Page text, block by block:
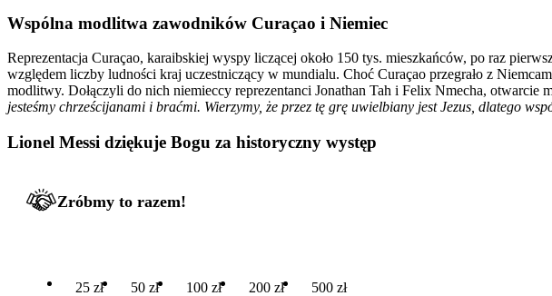
Wspólna modlitwa zawodników Curaçao i Niemiec
Reprezentacja Curaçao, karaibskiej wyspy liczącej około 150 tys. mieszkańców, po raz
względem liczby ludności kraj uczestniczący w mundialu. Choć Curaçao przegrało z
modlitwy. Dołączyli do nich niemieccy reprezentanci Jonathan Tah i Felix Nmecha, otwarcie
jesteśmy chrześcijanami i braćmi. Wierzymy, że przez tę grę uwielbiany jest Jezus, dlatego
Lionel Messi dziękuje Bogu za historyczny występ
Zróbmy to razem!
25 zł 50 zł 100 zł 200 zł 500 zł